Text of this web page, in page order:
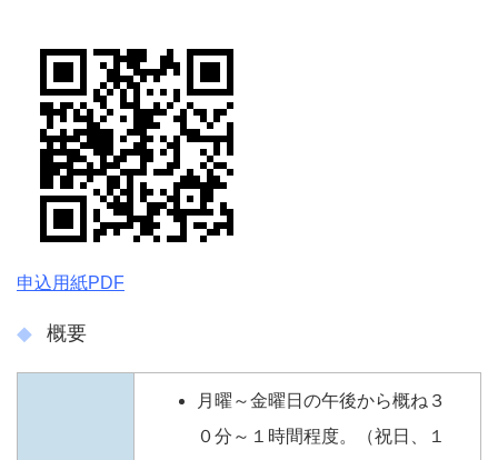
申込用紙PDF
概要
月曜～金曜日の午後から概ね３
０分～１時間程度。（祝日、１